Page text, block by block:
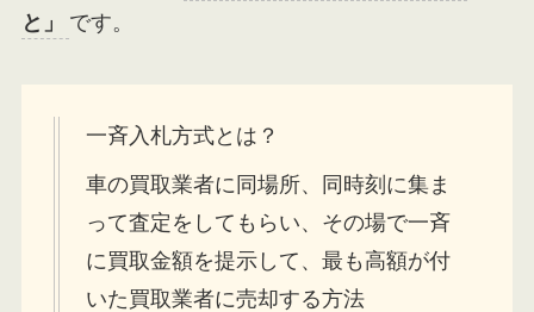
と」
です。
一斉入札方式とは？
車の買取業者に同場所、同時刻に集ま
って査定をしてもらい、その場で一斉
に買取金額を提示して、最も高額が付
いた買取業者に売却する方法